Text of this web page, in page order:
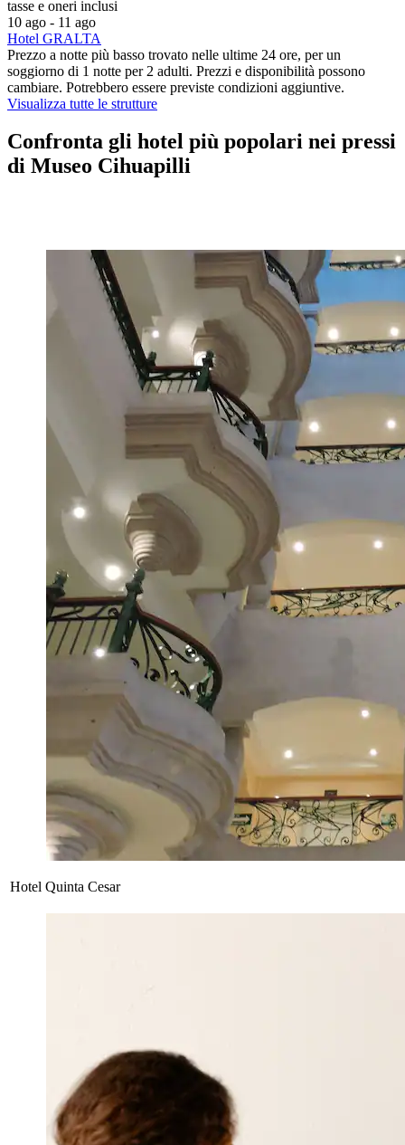
tasse e oneri inclusi
10 ago - 11 ago
Hotel GRALTA
Prezzo a notte più basso trovato nelle ultime 24 ore, per un
soggiorno di 1 notte per 2 adulti. Prezzi e disponibilità possono
cambiare. Potrebbero essere previste condizioni aggiuntive.
Visualizza tutte le strutture
Confronta gli hotel più popolari nei pressi
di Museo Cihuapilli
Hotel Quinta Cesar